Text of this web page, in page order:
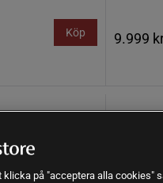
Köp 9.999
klicka på "acceptera alla cookies"